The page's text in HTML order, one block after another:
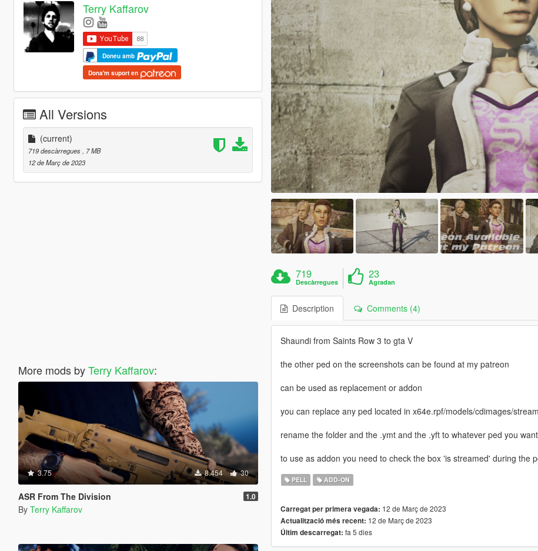
Terry Kaffarov
Doneu amb
Dona'm suport en
All Versions
(current)
719 descàrregues, 7 MB
12 de Març de 2023
More mods byTerry Kaffarov:
3.75 8.454 30
ASR From The Division 1.0
By Terry Kaffarov
719
Descàrregues
23
Agradan
Description Comments (4)
Shaundi from Saints Row 3 to gta V
the other ped on the screenshots can be found at my patreon
can be used as replacement or addon
you can replace any ped located in x64e.rpf/models/cdimages/
rename the folder and the .ymt and the .yft to whatever ped you
to use as addon you need to check the box 'is streamed' during the
PELL ADD-ON
Carregat per primera vegada: 12 de Març de 2023
Actualització més recent: 12 de Març de 2023
Últim descarregat: fa 5 dies